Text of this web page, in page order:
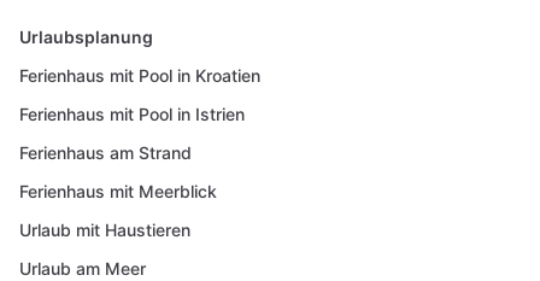
Urlaubsplanung
Ferienhaus mit Pool in Kroatien
Ferienhaus mit Pool in Istrien
Ferienhaus am Strand
Ferienhaus mit Meerblick
Urlaub mit Haustieren
Urlaub am Meer